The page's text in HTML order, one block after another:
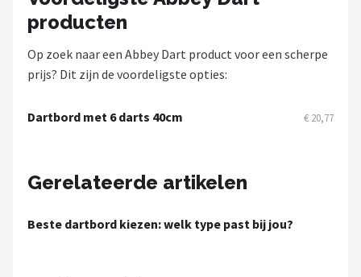
Mission
Harrows
Red Dragon
Alle merken →
producten
Op zoek naar een Abbey Dart product voor een scherpe
prijs? Dit zijn de voordeligste opties:
Dartbord met 6 darts 40cm € 20,77
Gerelateerde artikelen
Beste dartbord kiezen: welk type past bij jou?